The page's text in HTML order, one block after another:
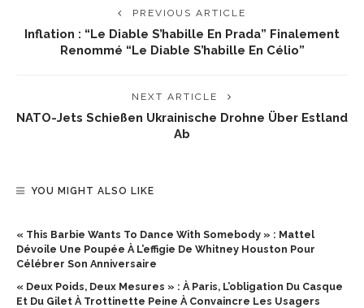
PREVIOUS ARTICLE
Inflation : “Le Diable S’habille En Prada” Finalement
Renommé “Le Diable S’habille En Célio”
NEXT ARTICLE
NATO-Jets Schießen Ukrainische Drohne Über Estland
Ab
YOU MIGHT ALSO LIKE
« This Barbie Wants To Dance With Somebody » : Mattel
Dévoile Une Poupée À L’effigie De Whitney Houston Pour
Célébrer Son Anniversaire
« Deux Poids, Deux Mesures » : À Paris, L’obligation Du Casque
Et Du Gilet À Trottinette Peine À Convaincre Les Usagers